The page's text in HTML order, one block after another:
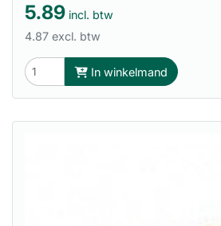
5.89 incl. btw
4.87 excl. btw
In winkelmand